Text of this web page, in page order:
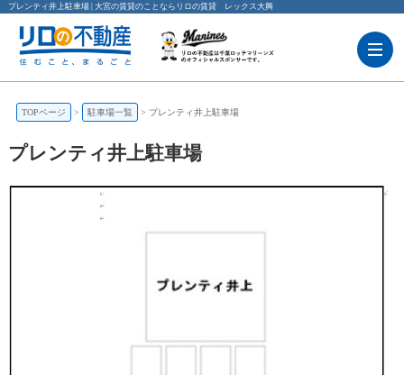
プレンティ井上駐車場 | 大宮の賃貸のことならリロの賃貸 レックス大興
TOPページ 駐車場一覧 プレンティ井上駐車場
プレンティ井上駐車場